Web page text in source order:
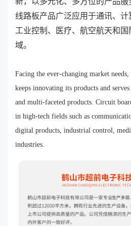
线路板产品广泛应用于通讯、计
工业控制、医疗、航空航天和
域。
Facing the ever-changing market
keeps innovating its products and
and multi-faceted products. Circuit
in high-tech fields such as
digital products, industrial control,
industries.